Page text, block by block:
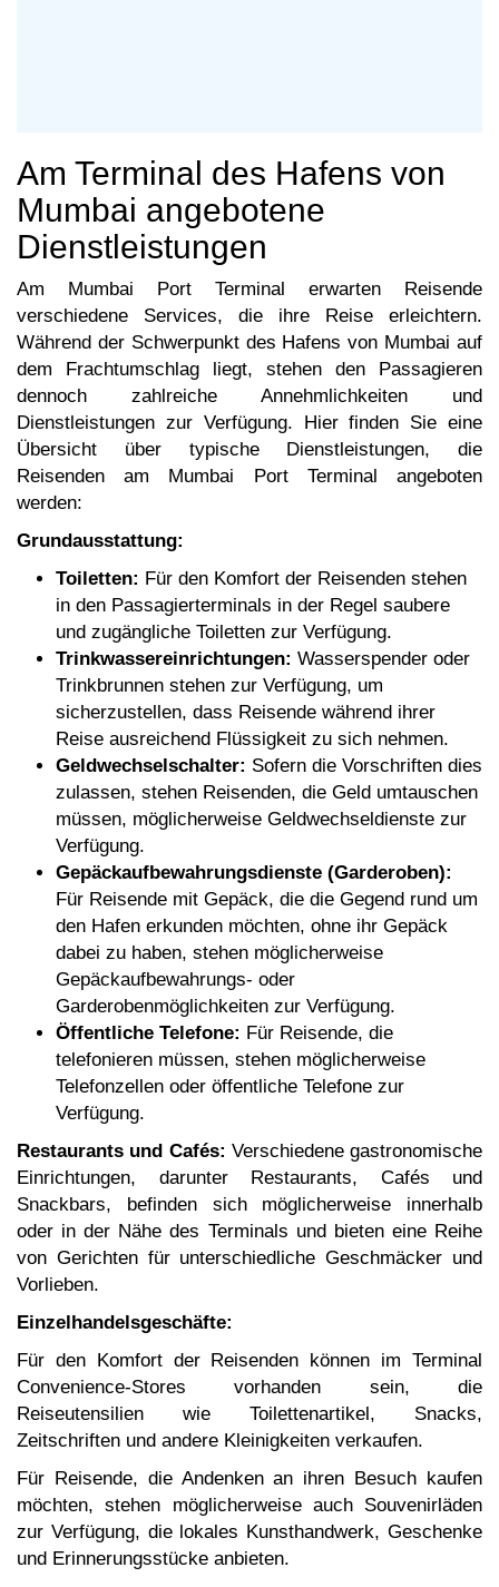
Am Terminal des Hafens von
Mumbai angebotene
Dienstleistungen
Am Mumbai Port Terminal erwarten Reisende
verschiedene Services, die ihre Reise erleichtern.
Während der Schwerpunkt des Hafens von Mumbai auf
dem Frachtumschlag liegt, stehen den Passagieren
dennoch zahlreiche Annehmlichkeiten und
Dienstleistungen zur Verfügung. Hier finden Sie eine
Übersicht über typische Dienstleistungen, die
Reisenden am Mumbai Port Terminal angeboten
werden:
Grundausstattung:
Toiletten: Für den Komfort der Reisenden stehen
in den Passagierterminals in der Regel saubere
und zugängliche Toiletten zur Verfügung.
Trinkwassereinrichtungen: Wasserspender oder
Trinkbrunnen stehen zur Verfügung, um
sicherzustellen, dass Reisende während ihrer
Reise ausreichend Flüssigkeit zu sich nehmen.
Geldwechselschalter: Sofern die Vorschriften dies
zulassen, stehen Reisenden, die Geld umtauschen
müssen, möglicherweise Geldwechseldienste zur
Verfügung.
Gepäckaufbewahrungsdienste (Garderoben):
Für Reisende mit Gepäck, die die Gegend rund um
den Hafen erkunden möchten, ohne ihr Gepäck
dabei zu haben, stehen möglicherweise
Gepäckaufbewahrungs- oder
Garderobenmöglichkeiten zur Verfügung.
Öffentliche Telefone: Für Reisende, die
telefonieren müssen, stehen möglicherweise
Telefonzellen oder öffentliche Telefone zur
Verfügung.
Restaurants und Cafés: Verschiedene gastronomische
Einrichtungen, darunter Restaurants, Cafés und
Snackbars, befinden sich möglicherweise innerhalb
oder in der Nähe des Terminals und bieten eine Reihe
von Gerichten für unterschiedliche Geschmäcker und
Vorlieben.
Einzelhandelsgeschäfte:
Für den Komfort der Reisenden können im Terminal
Convenience-Stores vorhanden sein, die
Reiseutensilien wie Toilettenartikel, Snacks,
Zeitschriften und andere Kleinigkeiten verkaufen.
Für Reisende, die Andenken an ihren Besuch kaufen
möchten, stehen möglicherweise auch Souvenirläden
zur Verfügung, die lokales Kunsthandwerk, Geschenke
und Erinnerungsstücke anbieten.